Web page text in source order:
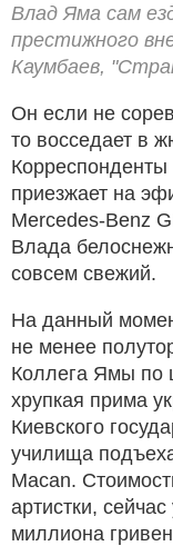
Влад Яма сам
престижного
Каумбаев,
Он если не
то восседает в
приезжает на
Mercedes-Benz
Влада
совсем свежий.
На данный
не менее
Коллега Ямы по
хрупкая прима
Киевского
училища
Macan.
артистки,
миллиона